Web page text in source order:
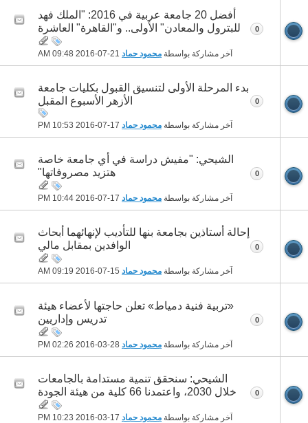
أفضل 20 جامعة عربية في 2016: "الملك فهد
للبترول والمعادن" الأولى.. و"القاهرة" العاشرة
آخر مشاركة بواسطة محمود حماد 09:48 AM
0
بدء المرحلة الأولى لتنسيق القبول بكليات جامعة
الأزهر الأسبوع المقبل
آخر مشاركة بواسطة محمود حماد 10:53 PM
0
الشيحي: "مفيش دراسة في أي جامعة خاصة
هتزيد مصروفاتها"
آخر مشاركة بواسطة محمود حماد 10:44 PM
0
إحالة أستاذين بجامعة بنها للتأديب لإنهائهما أبحاث
الوافدين بمقابل مالي
آخر مشاركة بواسطة محمود حماد 09:19 AM
0
«تربية فنية دمياط» تعلن حاجتها لأعضاء هيئة
تدريس وإداريين
آخر مشاركة بواسطة محمود حماد 02:26 PM
0
الشيحي: سنحقق تنمية مستدامة بالجامعات
خلال 2030، واعتمدنا 66 كلية من هيئة الجودة
آخر مشاركة بواسطة محمود حماد 10:23 PM
0